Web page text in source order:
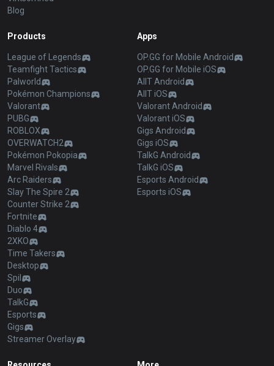
Blog
Products
League of Legends
Teamfight Tactics
Palworld
Pokémon Champions
Valorant
PUBG
ROBLOX
OVERWATCH2
Pokémon Pokopia
Marvel Rivals
Arc Raiders
Slay The Spire 2
Counter Strike 2
Fortnite
Diablo 4
2XKO
Time Takers
Desktop
Spil
Duo
TalkG
Esports
Gigs
Streamer Overlay
Apps
OP.GG for Mobile Android
OP.GG for Mobile iOS
AllT Android
AllT iOS
Valorant Android
Valorant iOS
Gigs Android
Gigs iOS
TalkG Android
TalkG iOS
Esports Android
Esports iOS